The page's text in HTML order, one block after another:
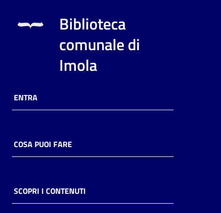
Biblioteca
comunale di
Imola
ENTRA
COSA PUOI FARE
SCOPRI I CONTENUTI